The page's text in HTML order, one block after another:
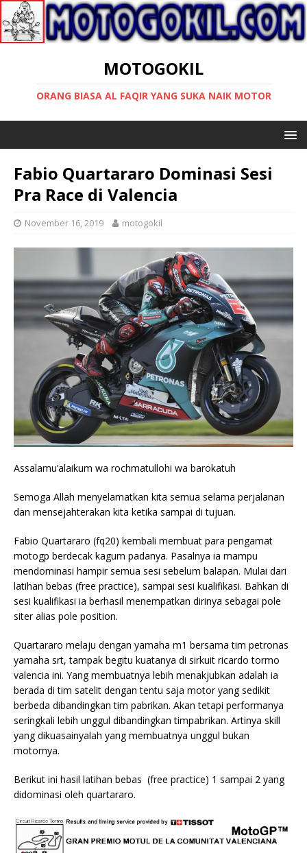
MOTOGOKIL
ORANG BIASA AL FAQIR YANG SUKA NAIK MOTOR
Fabio Quartararo Dominasi Sesi
Pra Race di Valencia
November 16, 2019 motogokil
Assalamu’alaikum wa rochmatullohi wa barokatuh
Semoga Allah menyelamatkan kita semua selama perjalanan
dan mensejahterakan kita ketika sampai di tujuan.
Fabio Quartararo (fq20) kembali membuat para pengamat
motogp berdecak kagum padanya. Pasalnya ia mampu
mendominasi hampir semua sesi sebelum balapan. Mulai dari
latihan bebas (free practice), sampai sesi kualifikasi. Bahkan di
sesi kualifikasi ia berhasil menempatkan dirinya sebagai pole
siter alias pole position.
Quartararo melaju dengan yamaha m1 bersama tim petronas
yamaha srt, tampak begitu kuatanya di sirkuit ricardo tormo
valencia ini. Yang membuatnya lebih menakjubkan adalah ia
berada di tim satelit dengan tentu saja motor yang sedikit
berbeda dibandingkan tim pabrikan. Akan tetapi performanya
seringkali lebih unggul dibandingkan timpabrikan. Artinya skill
yang dikuasainyalah yang membuatnya unggul bukan
motornya.
Berikut ini hasil latihan bebas (free practice) 1 sampai 2 yang
didominasi oleh quartararo.